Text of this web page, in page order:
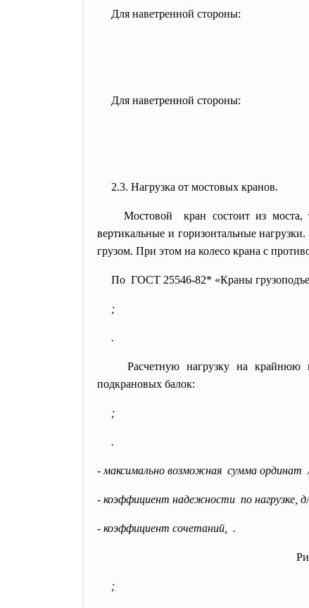
Для наветренной стороны:
Для наветренной стороны:
2.3. Нагрузка от мостовых кранов.
Мостовой кран состоит из моста,
вертикальные и горизонтальные
грузом. При этом на колесо крана с
По ГОСТ 25546-82* «Краны
;
.
Расчетную нагрузку на
подкрановых балок:
;
.
- максимально возможная сумма ординат
- коэффициент надежности по нагрузке,
- коэффициент сочетаний, .
;